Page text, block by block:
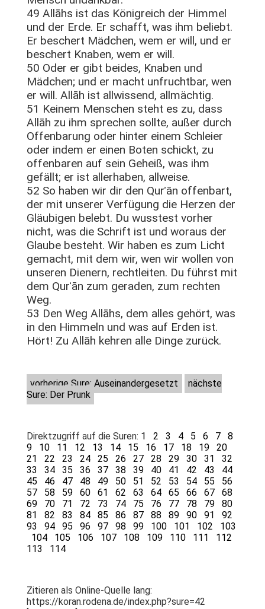
49 Allāhs ist das Königreich der Himmel
und der Erde. Er schafft, was ihm beliebt.
Er beschert Mädchen, wem er will, und er
beschert Knaben, wem er will.
50 Oder er gibt beides, Knaben und
Mädchen; und er macht unfruchtbar, wen
er will. Allāh ist allwissend, allmächtig.
51 Keinem Menschen steht es zu, dass
Allāh zu ihm sprechen sollte, außer durch
Offenbarung oder hinter einem Schleier
oder indem er einen Boten schickt, zu
offenbaren auf sein Geheiß, was ihm
gefällt; er ist allerhaben, allweise.
52 So haben wir dir den Qurʾān offenbart,
der mit unserer Verfügung die Herzen der
Gläubigen belebt. Du wusstest vorher
nicht, was die Schrift ist und woraus der
Glaube besteht. Wir haben es zum Licht
gemacht, mit dem wir, wen wir wollen von
unseren Dienern, rechtleiten. Du führst mit
dem Qurʾān zum geraden, zum rechten
Weg.
53 Den Weg Allāhs, dem alles gehört, was
in den Himmeln und was auf Erden ist.
Hört! Zu Allāh kehren alle Dinge zurück.
vorherige Sure: Auseinandergesetzt
nächste
Sure: Der Prunk
Direktzugriff auf die Suren: 1 2 3 4 5 6 7
8
9
10 11 12 13 14 15 16 17 18 19
20
21
22 23 24 25 26 27 28 29 30 31
32
33
34 35 36 37 38 39 40 41 42 43
44
45
46 47 48 49 50 51 52 53 54 55
56
57
58 59 60 61 62 63 64 65 66 67
68
69
70 71 72 73 74 75 76 77 78 79
80
81
82 83 84 85 86 87 88 89 90 91
92
93
94 95 96 97 98 99 100 101 102
103
104
105 106 107 108 109 110 111
112
113
114
Zitieren als Online-Quelle lang:
https://koran.rodena.de/index.php?sure=42